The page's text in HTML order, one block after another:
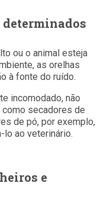
determinados
ou o animal esteja
as orelhas
à fonte do ruído.
incomodado, não
secadores de
de pó, por exemplo,
lo ao veterinário.
e